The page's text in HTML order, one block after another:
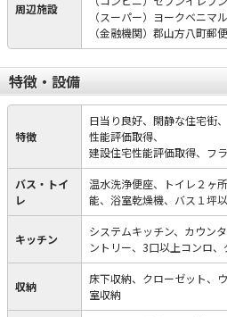
周辺施設
（スーパー）ヨークベニマ
（金融機関）郡山方八町郵
特徴・設備
特徴
日当り良好、閑静な住宅街
性能評価取得、
建設住宅性能評価取得、フ
バス・トイ
レ
温水洗浄便座、トイレ２ヶ
能、浴室乾燥機、バス１坪
キッチン
システムキッチン、カウン
ントリー、3口以上コンロ、
収納
床下収納、クローゼット、
室収納